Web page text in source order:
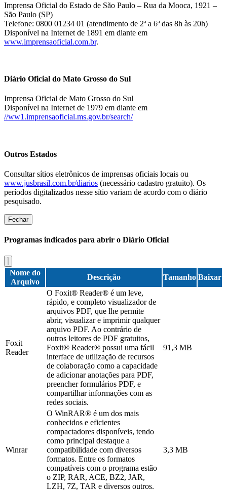
Imprensa Oficial do Estado de São Paulo – Rua da Mooca, 1921 –
São Paulo (SP)
Telefone: 0800 01234 01 (atendimento de 2ª a 6ª das 8h às 20h)
Disponível na Internet de 1891 em diante em
www.imprensaoficial.com.br.
Diário Oficial do Mato Grosso do Sul
Imprensa Oficial de Mato Grosso do Sul
Disponível na Internet de 1979 em diante em
//ww1.imprensaoficial.ms.gov.br/search/
Outros Estados
Consultar sítios eletrônicos de imprensas oficiais locais ou
www.jusbrasil.com.br/diarios (necessário cadastro gratuito). Os
períodos digitalizados nesse sítio variam de acordo com o diário
pesquisado.
Fechar
Programas indicados para abrir o Diário Oficial
Nome do
Arquivo
Descrição Tamanho Baixar
Foxit
Reader
O Foxit® Reader® é um leve,
rápido, e completo visualizador de
arquivos PDF, que lhe permite
abrir, visualizar e imprimir qualquer
arquivo PDF. Ao contrário de
outros leitores de PDF gratuitos,
Foxit® Reader® possui uma fácil
interface de utilização de recursos
de colaboração como a capacidade
de adicionar anotações para PDF,
preencher formulários PDF, e
compartilhar informações com as
redes sociais.
91,3 MB
Winrar
O WinRAR® é um dos mais
conhecidos e eficientes
compactadores disponíveis, tendo
como principal destaque a
compatibilidade com diversos
formatos. Entre os formatos
compatíveis com o programa estão
o ZIP, RAR, ACE, BZ2, JAR,
LZH, 7Z, TAR e diversos outros.
3,3 MB